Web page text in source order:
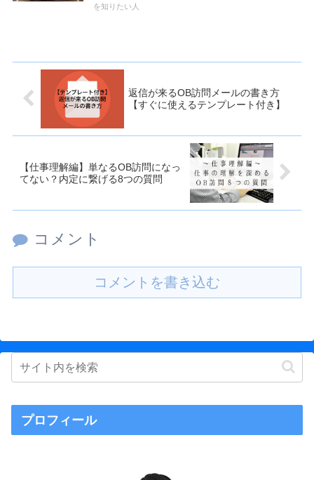
を知りたい人
返信が来るOB訪問メールの書き方
【すぐに使えるテンプレート付き】
【仕事理解編】単なるOB訪問になっ
てない？内定に繋げる8つの質問
コメント
コメントを書き込む
プロフィール